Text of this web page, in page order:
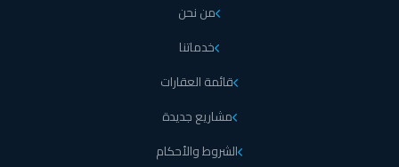
من نحن
خدماتنا
قائمة العقارات
مشاريع جديدة
الشروط والأحكام